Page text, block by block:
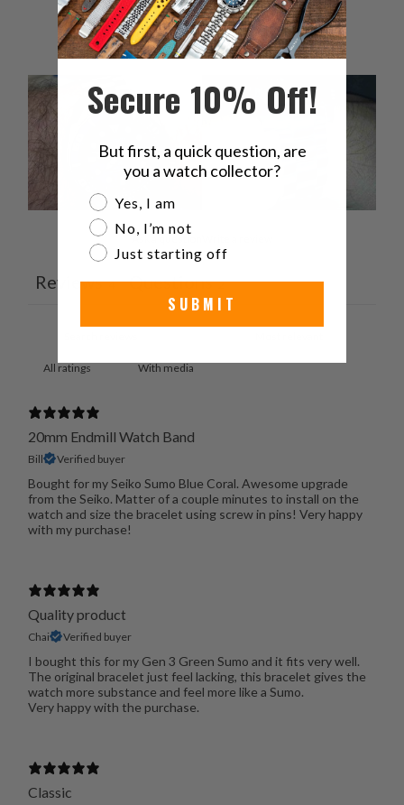
1 0%
Ask a question
Reviews 4 Questions 2
With media
20mm Endmill Watch Band
Bill Verified buyer
Bought for my Seiko Sumo Blue Coral. Awesome upgrade
from the Seiko. Matter of a couple minutes to install on the
watch and size the bracelet using screw in pins! Very happy
with my purchase!
Quality product
Chai Verified buyer
I bought this for my Gen 3 Green Sumo and it fits very well.
The original bracelet just feel lacking, this bracelet gives the
watch more substance and feel more like a Sumo.
Very happy with the purchase.
Classic
Secure 10% Off!
But first, a quick question, are
you a watch collector?
Are you a watch collector?
Yes, I am
No, I’m not
Just starting off
SUBMIT